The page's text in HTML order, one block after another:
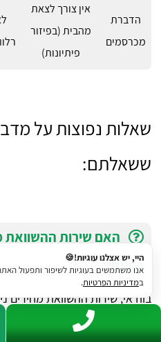
הדברת
מכרסמים
אין צורך לצאת
מהבית (בפיזור
פיתיונות)
שאלות נפוצות על
ששאלתם:
האם שירות ההשוואת
בחינם?
בוודאי, שירות ההשוואת מחירים
התחייבות מהצד שלכם לבעלי
היי, יש אצלנו עוגיות!🍪
אנו משתמשים בעוגיות לשיפור ותפעול
במדיניות הפרטיות.